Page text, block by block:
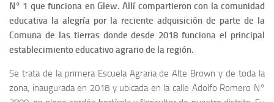
N° 1 que funciona en Glew. Allí compartieron con la comunidad
educativa la alegría por la reciente adquisición de parte de la
Comuna de las tierras donde desde 2018 funciona el principal
establecimiento educativo agrario de la región.
Se trata de la primera Escuela Agraria de Alte Brown y de toda la
zona, inaugurada en 2018 y ubicada en la calle Adolfo Romero N°